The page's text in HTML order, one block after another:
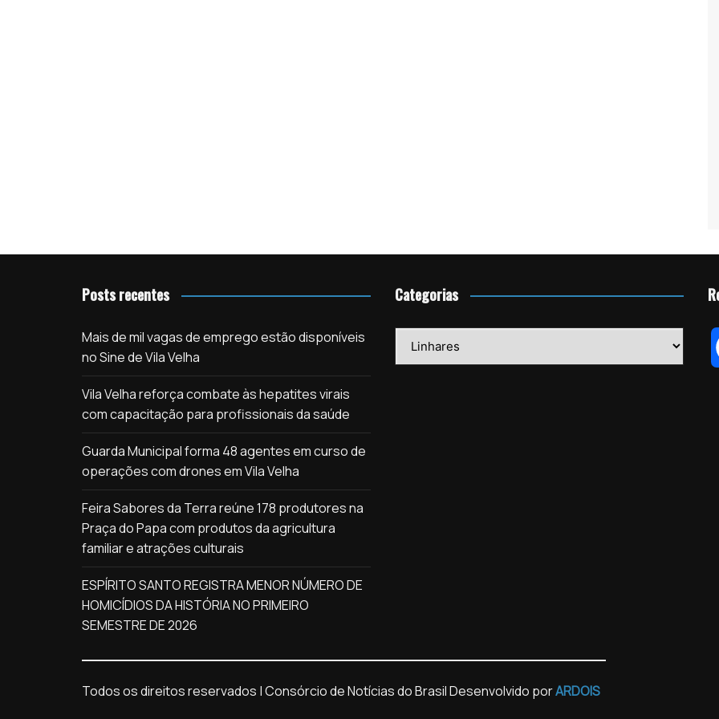
Posts recentes
Mais de mil vagas de emprego estão disponíveis
no Sine de Vila Velha
Vila Velha reforça combate às hepatites virais
com capacitação para profissionais da saúde
Guarda Municipal forma 48 agentes em curso de
operações com drones em Vila Velha
Feira Sabores da Terra reúne 178 produtores na
Praça do Papa com produtos da agricultura
familiar e atrações culturais
ESPÍRITO SANTO REGISTRA MENOR NÚMERO DE
HOMICÍDIOS DA HISTÓRIA NO PRIMEIRO
SEMESTRE DE 2026
Categorias
Todos os direitos reservados | Consórcio de Notícias do BrasilDesenvolvido porARDOIS